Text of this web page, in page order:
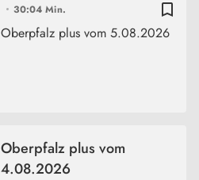
bookmark_border
30:04 Min.
Oberpfalz plus vom 5.08.2026
Oberpfalz plus vom
4.08.2026